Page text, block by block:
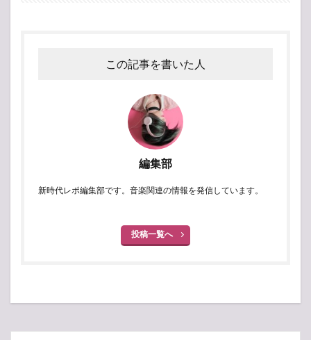
この記事を書いた人
編集部
新時代レポ編集部です。音楽関連の情報を発信しています。
投稿一覧へ